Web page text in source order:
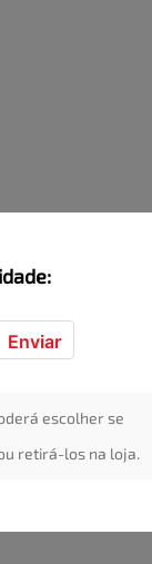
Enviar
escolher se
retirá-los na loja.